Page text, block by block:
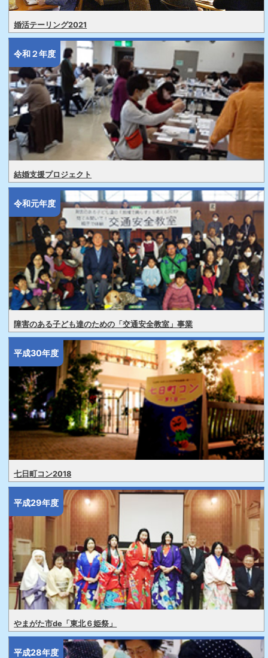
婚活テーリング2021
令和２年度
結婚支援プロジェクト
令和元年度
障害のある子ども達のための「交通安全教室」事業
平成30年度
七日町コン2018
平成29年度
やまがた市de「東北６姫祭」
平成28年度